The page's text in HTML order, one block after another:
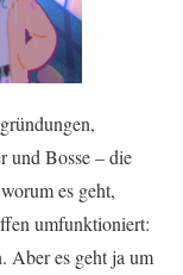
und Bosse – die
es geht,
umfunktioniert:
Aber es geht ja um